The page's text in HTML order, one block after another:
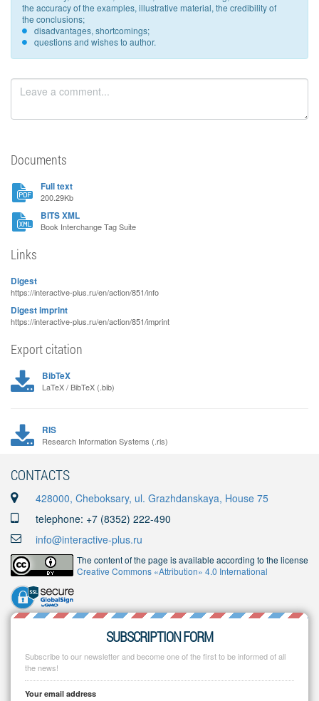
the accuracy of the examples, illustrative material, the credibility of
the conclusions;
disadvantages, shortcomings;
questions and wishes to author.
Documents
Full text
200.29Kb
BITS XML
Book Interchange Tag Suite
Links
Digest
https://interactive-plus.ru/en/action/851/info
Digest imprint
https://interactive-plus.ru/en/action/851/imprint
Export citation
BibTeX
LaTeX / BibTeX (.bib)
RIS
Research Information Systems (.ris)
CONTACTS
428000, Cheboksary, ul. Grazhdanskaya, House 75
telephone: +7 (8352) 222-490
info@interactive-plus.ru
The content of the page is available according to the license
Creative Commons «Attribution» 4.0 International
SUBSCRIPTION FORM
Subscribe to our newsletter and become one of the first to be informed of all
the news!
Your email address